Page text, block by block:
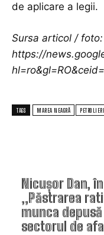
Nicușor Dan,
„Păstrarea
munca
sectorul de
de aplicare a legii.
Sursa articol / foto:
https://
TAGS MAREA NEAGRĂ